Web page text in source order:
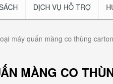
DỊCH VỤ HỖ TRỢ
máy quấn màng co thùng
MÀNG CO